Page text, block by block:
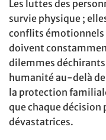
Les luttes des
survie physique ;
conflits émotionnels
doivent
dilemmes
humanité au-delà
la protection
que chaque décision
dévastatrices.